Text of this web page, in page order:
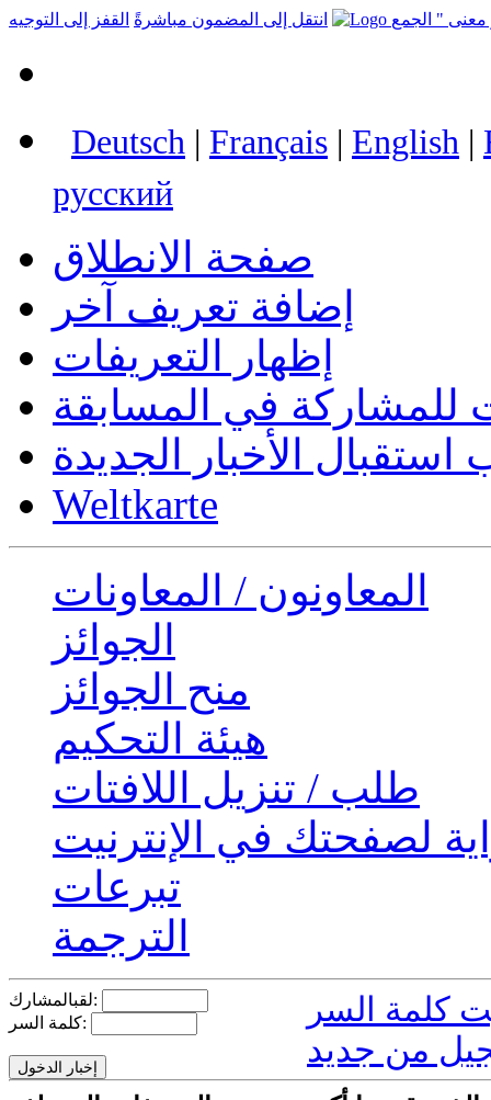
انتقل إلى المضمون مباشرةً القفز إلى التوجيه
Deutsch | Français | English |
русский
صفحة الانطلاق
إضافة تعريف آخر
إظهار التعريفات
للمشاركة في المسابقة
الأخبار الجديدة
Weltkarte
المعاونون / المعاونات
الجوائز
منح الجوائز
هيئة التحكيم
طلب / تنزيل اللافتات
لصفحتك في الإنترنيت
تبرعات
الترجمة
لقبالمشارك:
كلمة السر:
من جديد